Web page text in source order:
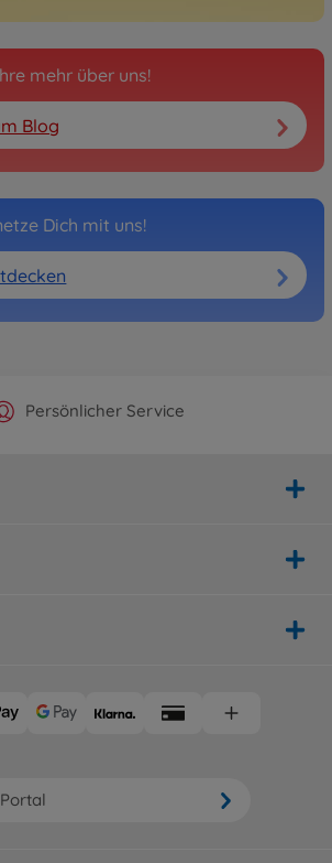
mehr über uns!
Blog
Dich mit uns!
Offizieller Hersteller Shop
Persönlicher Service
Versandkostenfrei ab 25€
Schnelle Lieferung